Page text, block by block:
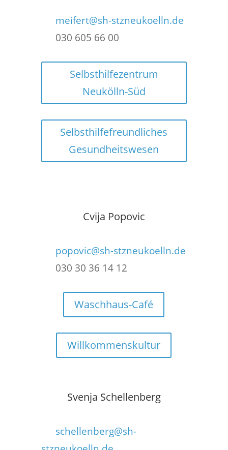
meifert@sh-stzneukoelln.de
030 605 66 00
Selbsthilfezentrum
Neukölln-Süd
Selbsthilfefreundliches
Gesundheitswesen
Cvija Popovic
popovic@sh-stzneukoelln.de
030 30 36 14 12
Waschhaus-Café
Willkommenskultur
Svenja Schellenberg
schellenberg@sh-